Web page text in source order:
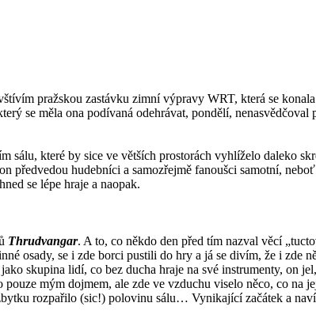
pražskou zastávku zimní výpravy WRT, která se
se měla ona podívaná odehrávat, pondělí, nenasvědčoval
které by sice ve větších prostorách vyhlíželo daleko
předvedou hudebníci a samozřejmě fanoušci samotní,
se lépe hraje a naopak.
Thrudvangar. A to, co někdo den před tím nazval věcí
osady, se i zde borci pustili do hry a já se divím, že i zde
skupina lidí, co bez ducha hraje na své instrumenty, on
mým dojmem, ale zde ve vzduchu viselo něco, co na
rozpařilo (sic!) polovinu sálu… Vynikající začátek a